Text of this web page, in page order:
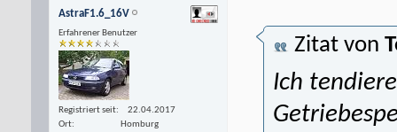
AstraF1.6_16V
Erfahrener Benutzer
Registriert seit
22.04.2017
Ort
Homburg
Zitat von
Ich